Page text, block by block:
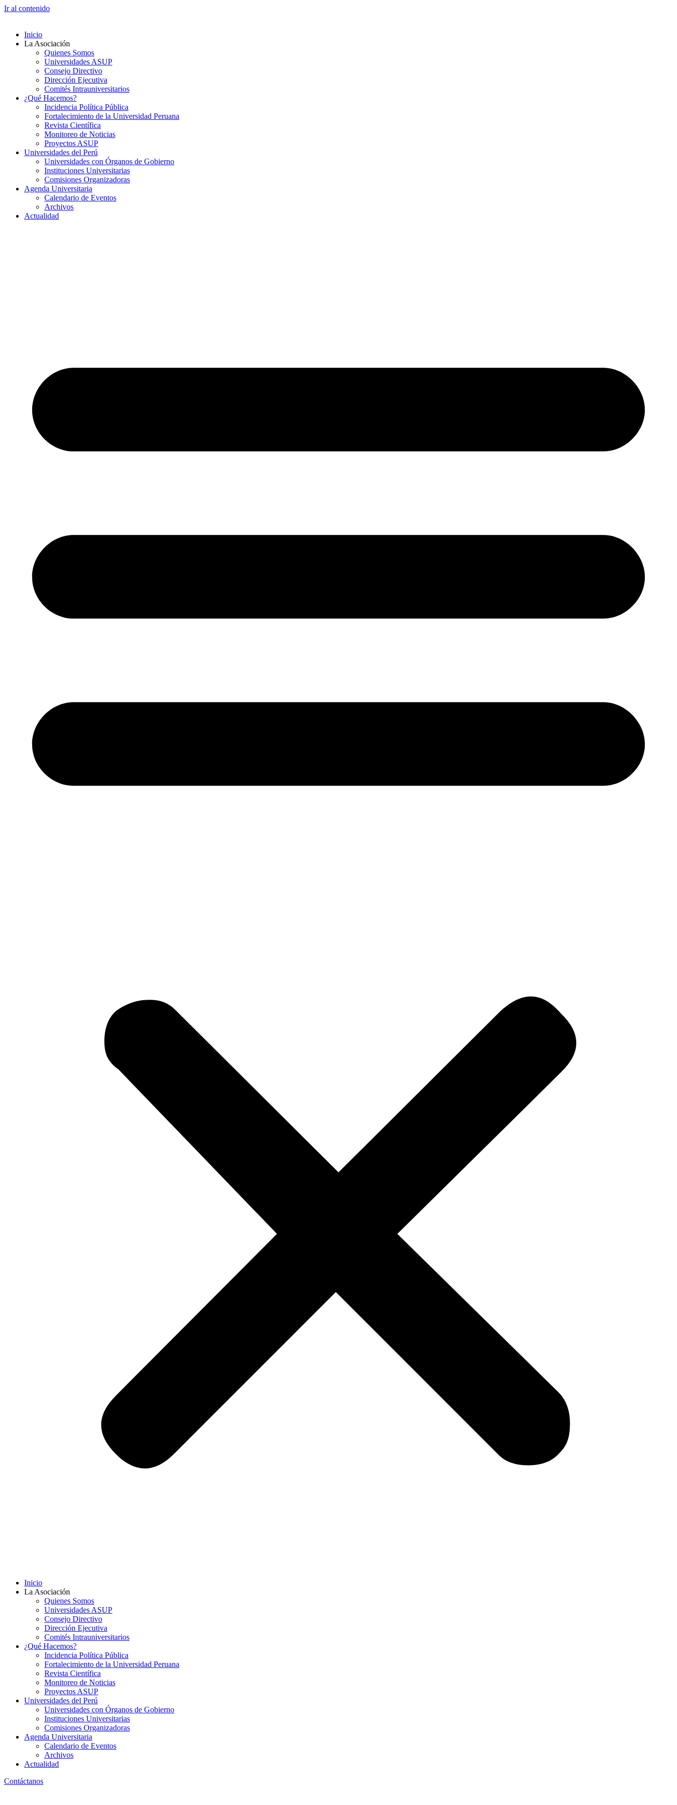
Ir al contenido
Inicio
La Asociación
Quienes Somos
Universidades ASUP
Consejo Directivo
Dirección Ejecutiva
Comités Intrauniversitarios
¿Qué Hacemos?
Incidencia Política Pública
Fortalecimiento de la Universidad Peruana
Revista Científica
Monitoreo de Noticias
Proyectos ASUP
Universidades del Perú
Universidades con Órganos de Gobierno
Instituciones Universitarias
Comisiones Organizadoras
Agenda Universitaria
Calendario de Eventos
Archivos
Actualidad
Inicio
La Asociación
Quienes Somos
Universidades ASUP
Consejo Directivo
Dirección Ejecutiva
Comités Intrauniversitarios
¿Qué Hacemos?
Incidencia Política Pública
Fortalecimiento de la Universidad Peruana
Revista Científica
Monitoreo de Noticias
Proyectos ASUP
Universidades del Perú
Universidades con Órganos de Gobierno
Instituciones Universitarias
Comisiones Organizadoras
Agenda Universitaria
Calendario de Eventos
Archivos
Actualidad
Contáctanos